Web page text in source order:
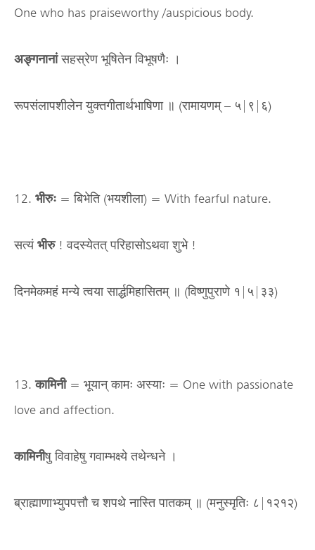
One who has praiseworthy /auspicious body.
अङ्गनानांसहस्रेण भूषितेन विभूषणैः ।
रूपसंलापशीलेन युक्तगीतार्थभाषिणा ॥ (रामायणम् – ५|९|६)
12. भीरुः = बिभेति (भयशीला) = With fearful nature.
सत्यंभीरु! वदस्येतत् परिहासोऽथवा शुभे !
दिनमेकमहं मन्ये त्वया सार्द्धमिहासितम् ॥ (विष्णुपुराणे १|५|३३)
13.कामिनी= भूयान् कामः अस्याः = One with passionate
love and affection.
कामिनीषु विवाहेषु गवाम्भक्ष्ये तथेन्धने ।
ब्राह्माणाभ्युपपत्तौ च शपथे नास्ति पातकम् ॥ (मनुस्मृतिः ८|१२१२)